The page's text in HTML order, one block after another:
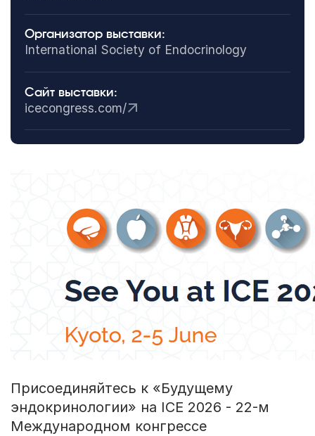
Организатор выставки:
International Society of Endocrinology
Сайт выставки:
icecongress.com/
Присоединяйтесь к «Будущему
эндокринологии» на ICE 2026 - 22-м
Международном конгрессе